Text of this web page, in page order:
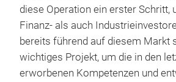
diese Operation ein erster Schritt,
Finanz- als auch
bereits führend auf diesem Markt
wichtiges Projekt, um die in den
erworbenen Kompetenzen und